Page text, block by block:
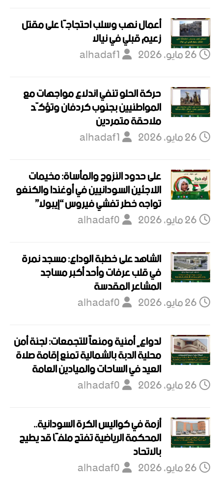
أعمال نهب وسلب احتجاجًا على مقتل
زعيم قبلي في نيالا
26 مايو، 2026
alhadaf1
حركة الحلو تنفي اندلاع مواجهات مع
المواطنيين بجنوب كردفان وتؤكّد
ملاحقة متمردين
26 مايو، 2026
alhadaf1
على حدود النزوح والمأساة: مخيمات
اللاجئين السودانيين في أوغندا والكنغو
تواجه خطر تفشي فيروس “إيبولا”
26 مايو، 2026
alhadaf0
الشاهد على خطبة الوداع: مسجد نمرة
في قلب عرفات وأحد أكبر مساجد
المشاعر المقدسة
26 مايو، 2026
alhadaf0
لدواعٍ أمنية ومنعاً للتجمعات: لجنة أمن
محلية الدبة بالشمالية تمنع إقامة صلاة
العيد في الساحات والميادين العامة
26 مايو، 2026
alhadaf0
أزمة في كواليس الكرة السودانية..
المحكمة الرياضية تفتح ملفًا قد يطيح
بالاتحاد
26 مايو، 2026
alhadaf0